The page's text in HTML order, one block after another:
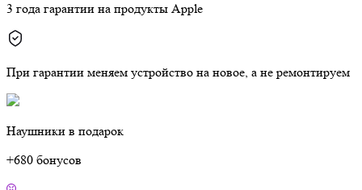
3 года гарантии на продукты Apple
При гарантии меняем устройство на новое, а не ремонтируем
Наушники в подарок
+680 бонусов